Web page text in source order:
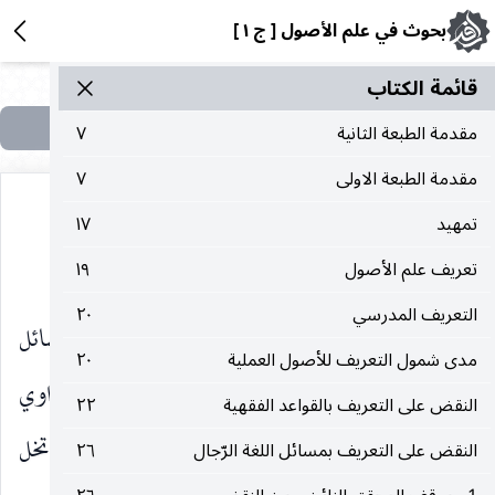
بحوث في علم الأصول [ ج ١ ]
قائمة الکتاب
مقدمة الطبعة الثانية
٧
مقدمة الطبعة الاولى
٧
تمهيد
١٧
تعريف علم الأصول
١٩
التعريف المدرسي
٢٠
مدى شمول التعريف للأصول العملية
٢٠
النقض على التعريف بالقواعد الفقهية
٢٢
النقض على التعريف بمسائل اللغة الرّجال
٢٦
منها حكم فرعي كلي
وهذه المحاولة وإن وفقت في إخراج جملة من المسائل
غير الأصولية التي قد يحتاج إليها الفقيه ، كوثاقة الراوي
مثلا لكونها لا تقع كبرى قياس الاستنباط. إلا أنها تخل